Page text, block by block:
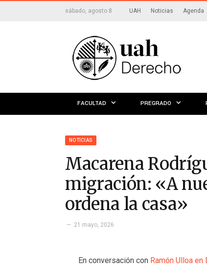
sábado, agosto 8 UAH Noticias Agenda
FACULTAD PREGRADO
NOTICIAS
Macarena
migración: «A
ordena la casa»
21 mayo, 2026
En conversación con Ramón Ulloa en